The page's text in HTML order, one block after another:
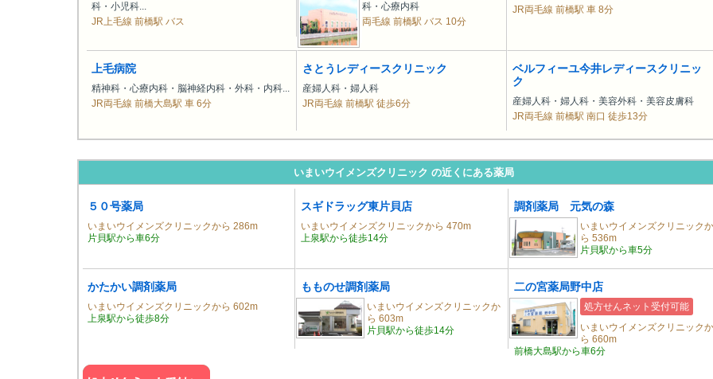
科・小児科...
JR上毛線 前橋駅 バス
科・心療内科
両毛線 前橋駅 バス 10分
JR両毛線 前橋駅 車 8分
上毛病院
精神科・心療内科・脳神経内科・外科・内科...
JR両毛線 前橋大島駅 車 6分
さとうレディースクリニック
産婦人科・婦人科
JR両毛線 前橋駅 徒歩6分
ベルフィーユ今井レディースクリニッ
ク
産婦人科・婦人科・美容外科・美容皮膚科
JR両毛線 前橋駅 南口 徒歩13分
いまいウイメンズクリニック の近くにある薬局
５０号薬局
いまいウイメンズクリニックから 286m
片貝駅から車6分
スギドラッグ東片貝店
いまいウイメンズクリニックから 470m
上泉駅から徒歩14分
調剤薬局 元気の森
いまいウイメンズクリニックか
ら 536m
片貝駅から車5分
かたかい調剤薬局
いまいウイメンズクリニックから 602m
上泉駅から徒歩8分
もものせ調剤薬局
いまいウイメンズクリニックか
ら 603m
片貝駅から徒歩14分
二の宮薬局野中店
処方せんネット受付可能
いまいウイメンズクリニックか
ら 660m
前橋大島駅から車6分